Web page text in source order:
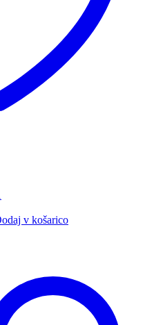
v košarico